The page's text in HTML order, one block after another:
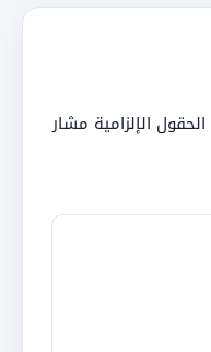
الحقول الإلزامية مشار